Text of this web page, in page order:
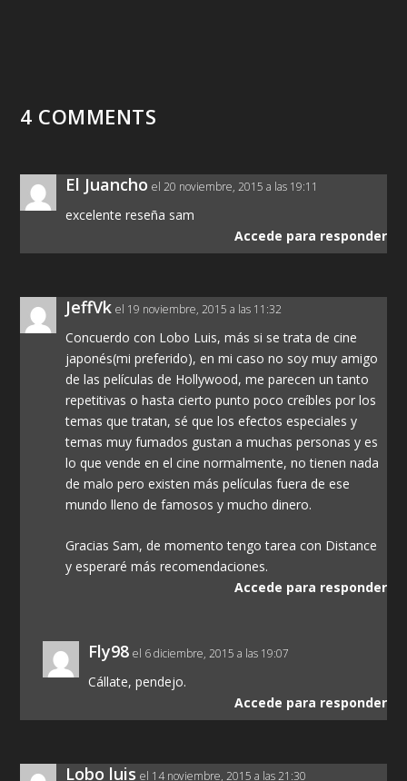
4 COMMENTS
El Juancho el 20 noviembre, 2015 a las 19:11
excelente reseña sam
Accede para responder
JeffVk el 19 noviembre, 2015 a las 11:32
Concuerdo con Lobo Luis, más si se trata de cine
japonés(mi preferido), en mi caso no soy muy amigo
de las películas de Hollywood, me parecen un tanto
repetitivas o hasta cierto punto poco creíbles por los
temas que tratan, sé que los efectos especiales y
temas muy fumados gustan a muchas personas y es
lo que vende en el cine normalmente, no tienen nada
de malo pero existen más películas fuera de ese
mundo lleno de famosos y mucho dinero.
Gracias Sam, de momento tengo tarea con Distance
y esperaré más recomendaciones.
Accede para responder
Fly98 el 6 diciembre, 2015 a las 19:07
Cállate, pendejo.
Accede para responder
Lobo luis el 14 noviembre, 2015 a las 21:30